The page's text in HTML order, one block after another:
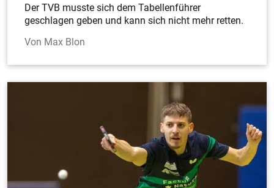
Der TVB musste sich dem Tabellenführer
geschlagen geben und kann sich nicht mehr retten.
Max Blon